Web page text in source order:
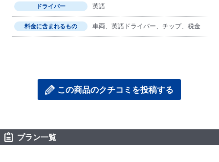
ドライバー 英語
料金に含まれるもの 車両、英語ドライバー、チップ、税金
この商品のクチコミを投稿する
プラン一覧